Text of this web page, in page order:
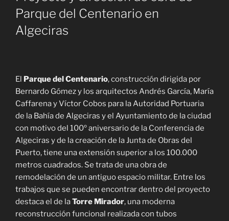
Parque del Centenario en
Algeciras
El Parque del Centenario, construcción dirigida por
Bernardo Gómez y los arquitectos Andrés García, María
Caffarena y Víctor Cobos para la Autoridad Portuaria
de la Bahía de Algeciras y el Ayuntamiento de la ciudad
con motivo del 100º aniversario de la Conferencia de
Algeciras y de la creación de la Junta de Obras del
Puerto, tiene una extensión superior a los 100.000
metros cuadrados. Se trata de una obra de
remodelación de un antiguo espacio militar. Entre los
trabajos que se pueden encontrar dentro del proyecto
destaca el de laTorre Mirador, una moderna
reconstrucción funcional realizada con tubos